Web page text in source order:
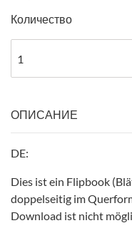
Количество
ОПИСАНИЕ
DE:
Dies ist ein Flipbook
doppelseitig im
Download ist nicht